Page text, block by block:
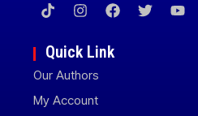
Quick Link
Our Authors
My Account